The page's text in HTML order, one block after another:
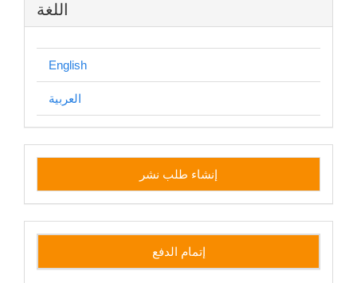
اللغة
English
العربية
إنشاء
طلب
نشر
إنشاء طلب نشر
إتمام الدفع